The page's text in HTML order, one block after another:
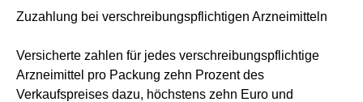
Zuzahlung bei verschreibungspflichtigen Arzneimitteln
Versicherte zahlen für jedes verschreibungspflichtige
Arzneimittel pro Packung zehn Prozent des
Verkaufspreises dazu, höchstens zehn Euro und